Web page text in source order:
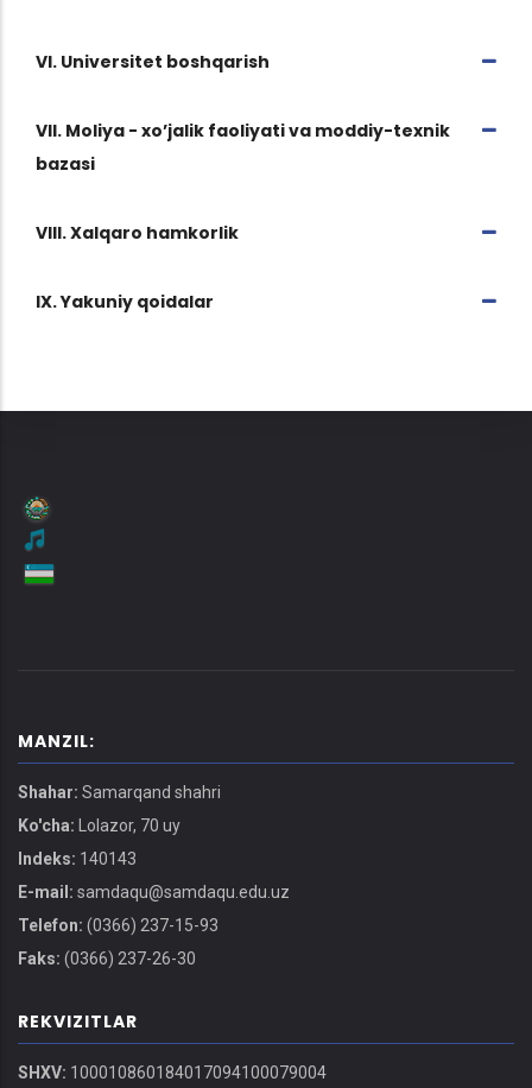
VI. Universitet boshqarish
VII. Moliya - xo’jalik faoliyati va moddiy-texnik
bazasi
VIII. Xalqaro hamkorlik
IX. Yakuniy qoidalar
MANZIL:
Shahar: Samarqand shahri
Ko'cha: Lolazor, 70 uy
Indeks: 140143
E-mail: samdaqu@samdaqu.edu.uz
Telefon: (0366) 237-15-93
Faks: (0366) 237-26-30
REKVIZITLAR
SHXV: 100010860184017094100079004